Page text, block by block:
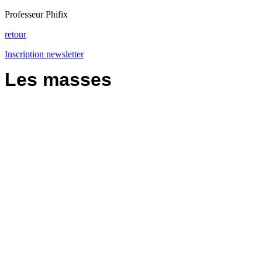
Professeur Phifix
retour
Inscription newsletter
Les masses